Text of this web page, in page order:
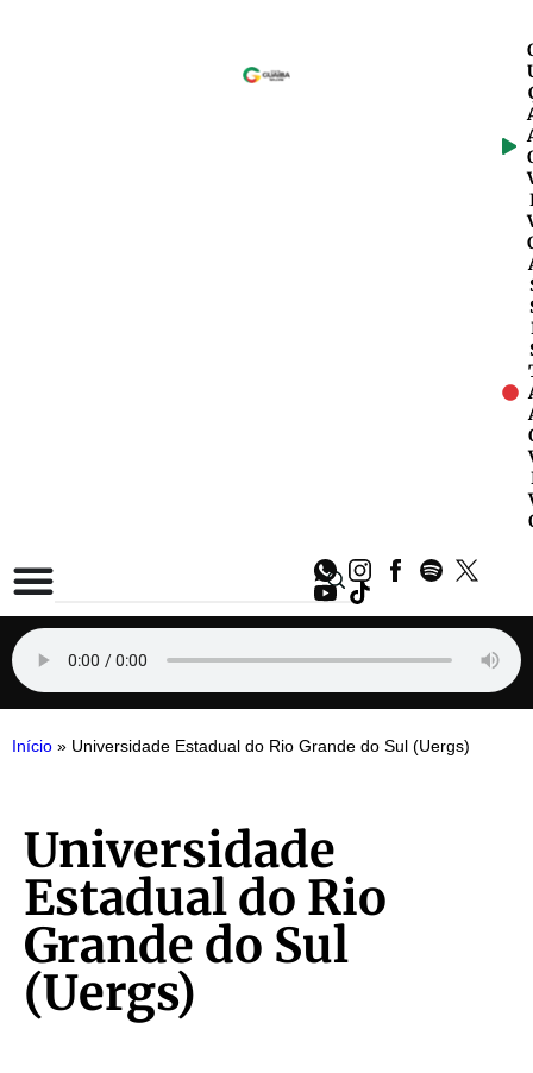
Início » Universidade Estadual do Rio Grande do Sul (Uergs)
Universidade
Estadual do Rio
Grande do Sul
(Uergs)